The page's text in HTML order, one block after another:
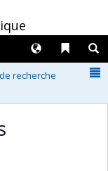
Liens
Langues
recherche